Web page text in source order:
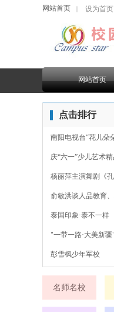
网站首页 设为首页
网站首页
点击排行
南阳电视台“花儿朵
庆“六一”少儿艺术
杨丽萍主演舞剧《孔
俞敏洪谈人品教育
泰国印象·泰不一样
"一带一路·大美新
彭雪枫少年军校
名师名校